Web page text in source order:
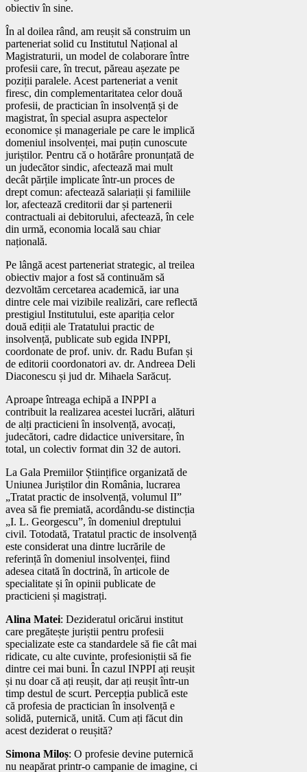
obiectiv în sine.
În al doilea rând, am reușit să construim un
parteneriat solid cu Institutul Național al
Magistraturii, un model de colaborare între
profesii care, în trecut, păreau așezate pe
poziții paralele. Acest parteneriat a venit
firesc, din complementaritatea celor două
profesii, de practician în insolvență și de
magistrat, în special asupra aspectelor
economice și manageriale pe care le implică
domeniul insolvenței, mai puțin cunoscute
juriștilor. Pentru că o hotărâre pronunțată de
un judecător sindic, afectează mai mult
decât părțile implicate într-un proces de
drept comun: afectează salariații și familiile
lor, afectează creditorii dar și partenerii
contractuali ai debitorului, afectează, în cele
din urmă, economia locală sau chiar
națională.
Pe lângă acest parteneriat strategic, al treilea
obiectiv major a fost să continuăm să
dezvoltăm cercetarea academică, iar una
dintre cele mai vizibile realizări, care reflectă
prestigiul Institutului, este apariția celor
două ediții ale Tratatului practic de
insolvență, publicate sub egida INPPI,
coordonate de prof. univ. dr. Radu Bufan și
de editorii coordonatori av. dr. Andreea Deli
Diaconescu și jud dr. Mihaela Sarăcuț.
Aproape întreaga echipă a INPPI a
contribuit la realizarea acestei lucrări, alături
de alți practicieni în insolvență, avocați,
judecători, cadre didactice universitare, în
total, un colectiv format din 32 de autori.
La Gala Premiilor Științifice organizată de
Uniunea Juriștilor din România, lucrarea
„Tratat practic de insolvență, volumul II”
avea să fie premiată, acordându-se distincția
„I. L. Georgescu”, în domeniul dreptului
civil. Totodată, Tratatul practic de insolvență
este considerat una dintre lucrările de
referință în domeniul insolvenței, fiind
adesea citată în doctrină, în articole de
specialitate și în opinii publicate de
practicieni și magistrați.
Alina Matei: Dezideratul oricărui institut
care pregătește juriștii pentru profesii
specializate este ca standardele să fie cât mai
ridicate, cu alte cuvinte, profesioniștii să fie
dintre cei mai buni. În cazul INPPI ați reușit
și nu doar că ați reușit, dar ați reușit într-un
timp destul de scurt. Percepția publică este
că profesia de practician în insolvență e
solidă, puternică, unită. Cum ați făcut din
acest deziderat o reușită?
Simona Miloș: O profesie devine puternică
nu neapărat printr-o campanie de imagine, ci